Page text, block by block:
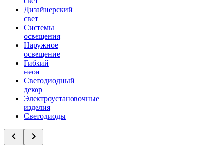
Дизайнерский
свет
Системы
освещения
Наружное
освещение
Гибкий
неон
Светодиодный
декор
Электроустановочные
изделия
Светодиоды